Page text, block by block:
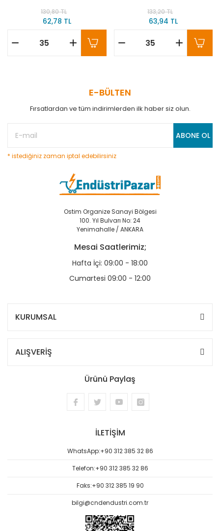
130,80 TL
62,78 TL
133,20 TL
63,94 TL
E-BÜLTEN
Fırsatlardan ve tüm indirimlerden ilk haber siz olun.
ABONE OL
* istediğiniz zaman iptal edebilirsiniz
Ostim Organize Sanayi Bölgesi
100. Yıl Bulvarı No: 24
Yenimahalle / ANKARA
Mesai Saatlerimiz;
Hafta İçi: 09:00 - 18:00
Cumartesi 09:00 - 12:00
KURUMSAL
ALIŞVERİŞ
Ürünü Paylaş
İLETİŞİM
WhatsApp:+90 312 385 32 86
Telefon:+90 312 385 32 86
Faks:+90 312 385 19 90
bilgi@cndendustri.com.tr